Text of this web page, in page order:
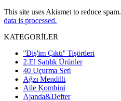
This site uses Akismet to reduce spam.
data is processed.
KATEGORİLER
''Diş'im Çıktı'' Tişörtleri
2.El Satılık Ürünler
40 Uçurma Seti
Ağzı Mendilli
Aile Kombini
Ajanda&Defter